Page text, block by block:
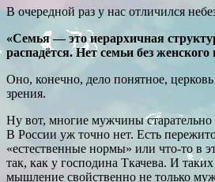
В очередной раз у нас отличился
«Семья — это иерархичная
распадётся. Нет семьи без
Оно, конечно, дело понятное,
зрения.
Ну вот, многие мужчины старательно
В России уж точно нет. Есть
«естественные нормы» или что-то в
так, как у господина Ткачева. И
мышление свойственно не только